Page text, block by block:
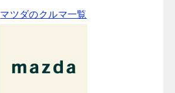
マツダのクルマ一覧